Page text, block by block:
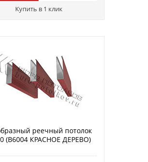
Купить в 1 клик
реечный потолок
(B6004 КРАСНОЕ ДЕРЕВО)